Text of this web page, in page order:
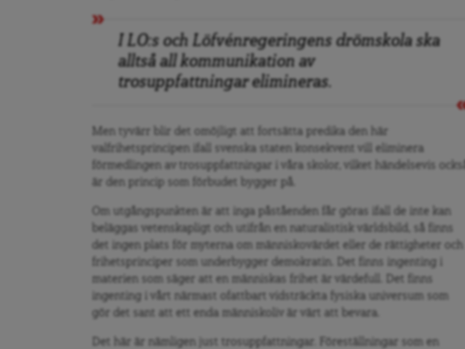
I LO:s och Löfvénregeringens drömskola ska
alltså all kommunikation av
trosuppfattningar elimineras.
Men tyvärr blir det omöjligt att fortsätta predika den här
valfrihetsprincipen ifall svenska staten konsekvent vill eliminera
förmedlingen av trosuppfattningar i våra skolor, vilket händelsevis också
är den princip som förbudet bygger på.
Om utgångspunkten är att inga påståenden får göras ifall de inte kan
beläggas vetenskapligt och utifrån en naturalistisk världsbild, så finns
det ingen plats för myterna om människovärdet eller de rättigheter och
frihetsprinciper som underbygger demokratin. Det finns ingenting i
materien som säger att en människas frihet är värdefull. Det finns
ingenting i vårt närmast ofattbart vidsträckta fysiska universum som
gör det sant att ett enda människoliv är värt att bevara.
Det här är nämligen just trosuppfattningar. Föreställningar som en